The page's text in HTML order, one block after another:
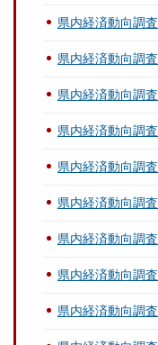
県内経済動向調
県内経済動向調
県内経済動向調
県内経済動向調
県内経済動向調
県内経済動向調
県内経済動向調
県内経済動向調
県内経済動向調